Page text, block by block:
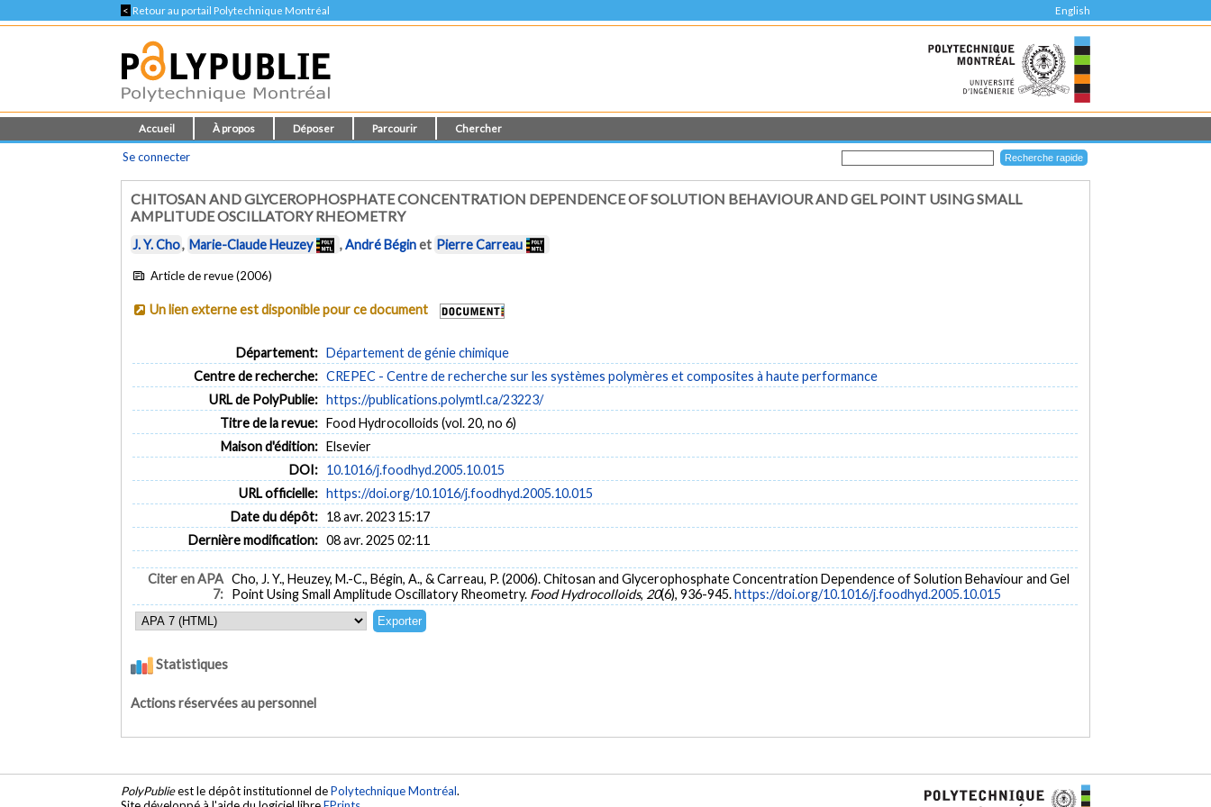
< Retour au portail Polytechnique Montréal English
Accueil À propos Déposer Parcourir Chercher
Se connecter
CHITOSAN AND GLYCEROPHOSPHATE CONCENTRATION DEPENDENCE OF SOLUTION BEHAVIOUR AND GEL POINT USING SMALL
AMPLITUDE OSCILLATORY RHEOMETRY
J. Y. Cho, Marie-Claude Heuzey ,André Béginet Pierre Carreau
Article de revue (2006)
Un lien externe est disponible pour ce document
Département: Département de génie chimique
Centre de recherche: CREPEC - Centre de recherche sur les systèmes polymères et composites à haute performance
URL de PolyPublie: https://publications.polymtl.ca/23223/
Titre de la revue: Food Hydrocolloids (vol. 20, no 6)
Maison d'édition: Elsevier
DOI: 10.1016/j.foodhyd.2005.10.015
URL officielle: https://doi.org/10.1016/j.foodhyd.2005.10.015
Date du dépôt: 18 avr. 2023 15:17
Dernière modification: 08 avr. 2025 02:11
Citer en APA
7:
Cho, J. Y., Heuzey, M.-C., Bégin, A., & Carreau, P. (2006). Chitosan and Glycerophosphate Concentration Dependence of Solution Behaviour and Gel
Point Using Small Amplitude Oscillatory Rheometry. Food Hydrocolloids, 20(6), 936-945.https://doi.org/10.1016/j.foodhyd.2005.10.015
Statistiques
Actions réservées au personnel
PolyPublieest le dépôt institutionnel dePolytechnique Montréal.